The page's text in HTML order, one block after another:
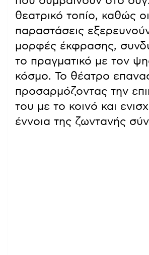
θεατρικό τοπίο, καθώς οι
παραστάσεις
μορφές έκφρασης,
το πραγματικό με τον
κόσμο. Το θέατρο
προσαρμόζοντας την
του με το κοινό και
έννοια της ζωντανής